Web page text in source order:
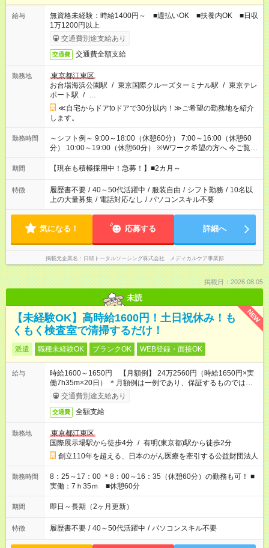
給与
無資格未経験：時給1400円～ ■週払いOK ■扶養内OK ■日収
1万1200円以上
交通費別途支給あり
交通費 交通費全額支給
勤務地
東京都江東区
お台場海浜公園駅 / 東京国際クルーズターミナル駅 / 東京テレ
ポート駅 / …
≪自宅からドアtoドアで30分以内！≫ご希望の勤務地を紹介
します。
勤務時間
～シフト例～ 9:00～18:00（休憩60分） 7:00～16:00（休憩60
分） 10:00～19:00（休憩60分） ※Wワーク希望の方へ 今ご覧の
お仕事で希望する勤務時間と、もう1つのお仕事の勤務時間の合
計が 週40時間を超えなければOKです。
期間 【現在も積極採用中！急募！】■2カ月～
特徴 履歴書不要 / 40～50代活躍中 / 服装自由 / シフト勤務 / 10名以
上の大量募集 / 電話対応なし / パソコンスキル不要
気になる！ 応募する 詳細へ
掲載元企業名 日研トータルソーシング株式会社 メディカルケア事業部
掲載日：2026.08.05
未読
NEW
【未経験OK】高時給1600円！土日祝休み！も
くもく検査室で清掃するだけ！
派遣 職種未経験OK ブランクOK WEB登録・面接OK
給与
時給1600～1650円 【月額例】 24万2560円（時給1650円×実
働7h35m×20日） ＊月額例は一例であり、保証するものではあ
りません。
交通費別途支給あり
交通費 全額支給
勤務地
東京都江東区
国際展示場駅から徒歩4分 / 有明(東京都)駅から徒歩2分
創立110年を超える、日本のがん医療を牽引する公益財団法人
勤務時間
8：25～17：00 ＊8：00～16：35（休憩60分）の勤務も可！ ■
実働：7ｈ35ｍ ■休憩60分
期間 即日～長期（2ヶ月更新）
特徴 履歴書不要 / 40～50代活躍中 / パソコンスキル不要